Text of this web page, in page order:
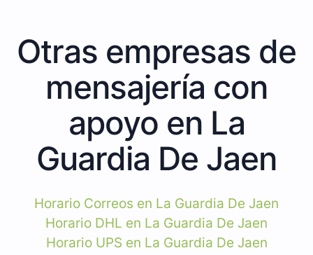
Otras empresas de
mensajería con
apoyo en La
Guardia De Jaen
Horario Correos en La Guardia De Jaen
Horario DHL en La Guardia De Jaen
Horario UPS en La Guardia De Jaen